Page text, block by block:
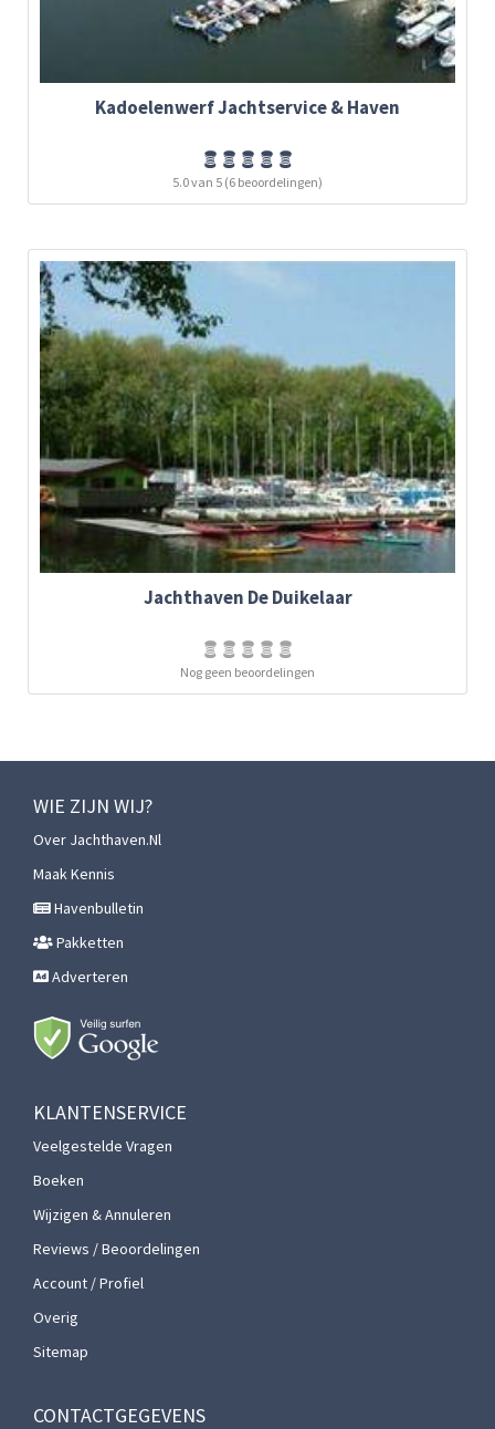
Kadoelenwerf Jachtservice & Haven
5.0 van 5 (6 beoordelingen)
Jachthaven De Duikelaar
Nog geen beoordelingen
WIE ZIJN WIJ?
Over Jachthaven.nl
Maak Kennis
Havenbulletin
Pakketten
Adverteren
KLANTENSERVICE
Veelgestelde Vragen
Boeken
Wijzigen & Annuleren
Reviews / Beoordelingen
Account / Profiel
Overig
Sitemap
CONTACTGEGEVENS